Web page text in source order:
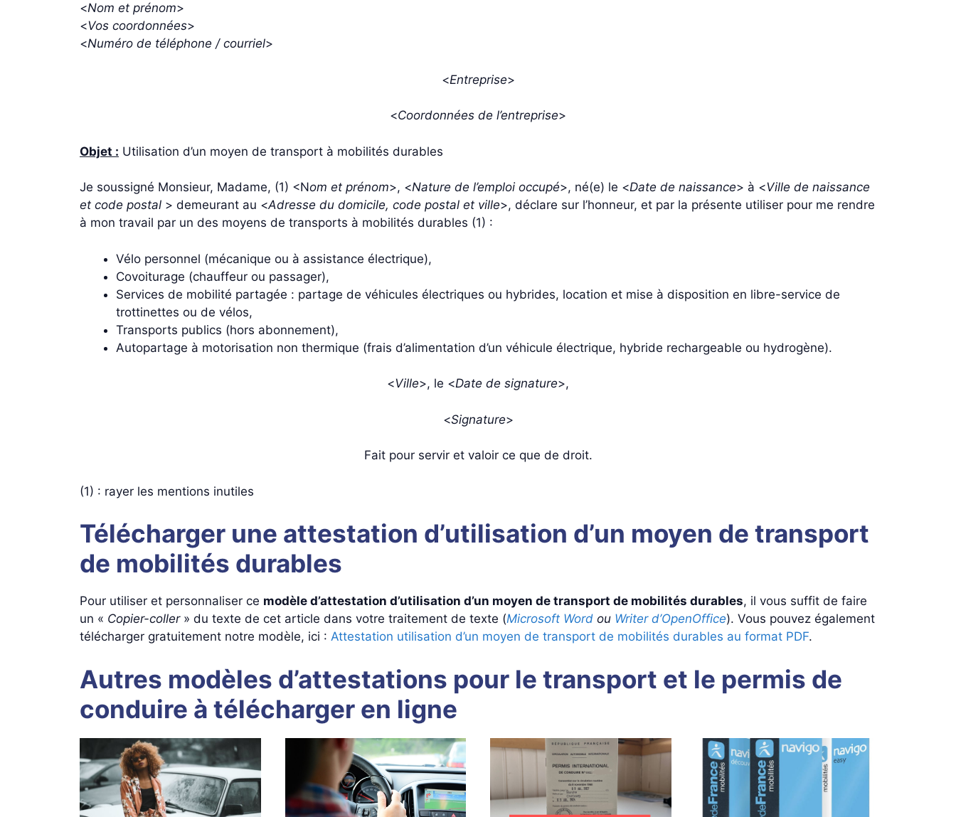
<Nom et prénom>
<Vos coordonnées>
<Numéro de téléphone / courriel>
<Entreprise>
<Coordonnées de l’entreprise>
Objet : Utilisation d’un moyen de transport à mobilités durables
Je soussigné Monsieur, Madame, (1) <Nom et prénom>, <Nature de l’emploi occupé>, né(e) le <Date de naissance> à <Ville de naissance
et code postal > demeurant au <Adresse du domicile, code postal et ville>, déclare sur l’honneur, et par la présente utiliser pour me rendre
à mon travail par un des moyens de transports à mobilités durables (1) :
Vélo personnel (mécanique ou à assistance électrique),
Covoiturage (chauffeur ou passager),
Services de mobilité partagée : partage de véhicules électriques ou hybrides, location et mise à disposition en libre-service de
trottinettes ou de vélos,
Transports publics (hors abonnement),
Autopartage à motorisation non thermique (frais d’alimentation d’un véhicule électrique, hybride rechargeable ou hydrogène).
<Ville>, le <Date de signature>,
<Signature>
Fait pour servir et valoir ce que de droit.
(1) : rayer les mentions inutiles
Télécharger une attestation d’utilisation d’un moyen de transport
de mobilités durables
Pour utiliser et personnaliser ce modèle d’attestation d’utilisation d’un moyen de transport de mobilités durables, il vous suffit de faire
un « Copier-coller» du texte de cet article dans votre traitement de texte (Microsoft Word ou Writer d’OpenOffice). Vous pouvez également
télécharger gratuitement notre modèle, ici : Attestation utilisation d’un moyen de transport de mobilités durables au format PDF.
Autres modèles d’attestations pour le transport et le permis de
conduire à télécharger en ligne